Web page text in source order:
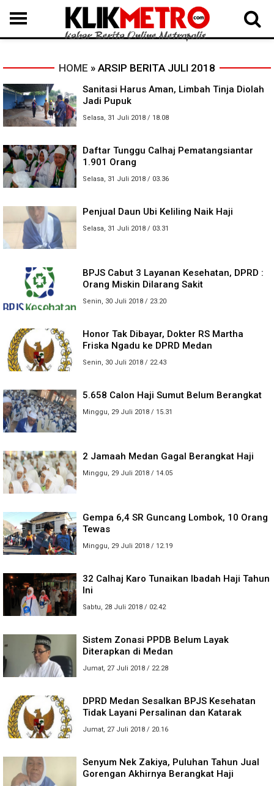
MEDAN LANGKAT DAIRI SAMOSIR TAPUT BATUBARA DELISERDANG
HOME » ARSIP BERITA JULI 2018
Sanitasi Harus Aman, Limbah Tinja Diolah
Jadi Pupuk
Selasa, 31 Juli 2018 / 18.08
Daftar Tunggu Calhaj Pematangsiantar
1.901 Orang
Selasa, 31 Juli 2018 / 03.36
Penjual Daun Ubi Keliling Naik Haji
Selasa, 31 Juli 2018 / 03.31
BPJS Cabut 3 Layanan Kesehatan, DPRD :
Orang Miskin Dilarang Sakit
Senin, 30 Juli 2018 / 23.20
Honor Tak Dibayar, Dokter RS Martha
Friska Ngadu ke DPRD Medan
Senin, 30 Juli 2018 / 22.43
5.658 Calon Haji Sumut Belum Berangkat
Minggu, 29 Juli 2018 / 15.31
2 Jamaah Medan Gagal Berangkat Haji
Minggu, 29 Juli 2018 / 14.05
Gempa 6,4 SR Guncang Lombok, 10 Orang
Tewas
Minggu, 29 Juli 2018 / 12.19
32 Calhaj Karo Tunaikan Ibadah Haji Tahun
Ini
Sabtu, 28 Juli 2018 / 02.42
Sistem Zonasi PPDB Belum Layak
Diterapkan di Medan
Jumat, 27 Juli 2018 / 22.28
DPRD Medan Sesalkan BPJS Kesehatan
Tidak Layani Persalinan dan Katarak
Jumat, 27 Juli 2018 / 20.16
Senyum Nek Zakiya, Puluhan Tahun Jual
Gorengan Akhirnya Berangkat Haji